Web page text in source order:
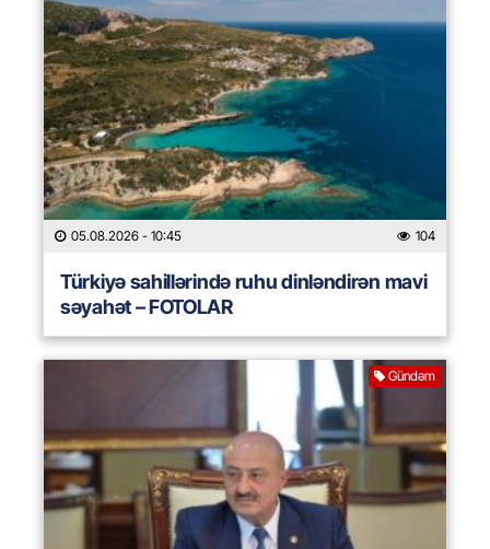
05.08.2026 - 10:45 104
Türkiyə sahillərində ruhu dinləndirən mavi
səyahət – FOTOLAR
Gündəm